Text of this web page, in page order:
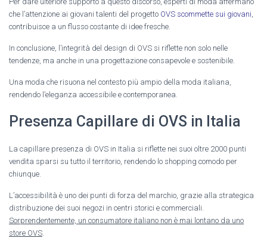
che l’attenzione ai giovani talenti del progetto OVS scommette sui giovani
contribuisce a un flusso costante di idee fresche.
In conclusione, l’integrità del design di OVS si riflette non solo nelle
tendenze, ma anche in una progettazione consapevole e sostenibile.
Una moda che risuona nel contesto più ampio della moda italiana,
rendendo l’eleganza accessibile e contemporanea.
Presenza Capillare di OVS in Italia
La capillare presenza di OVS in Italia si riflette nei suoi oltre 2000 punti
vendita sparsi su tutto il territorio, rendendo lo shopping comodo per
chiunque.
L’accessibilità è uno dei punti di forza del marchio, grazie alla strategica
distribuzione dei suoi negozi in centri storici e commerciali.
Sorprendentemente, un consumatore italiano non è mai lontano da uno
store OVS